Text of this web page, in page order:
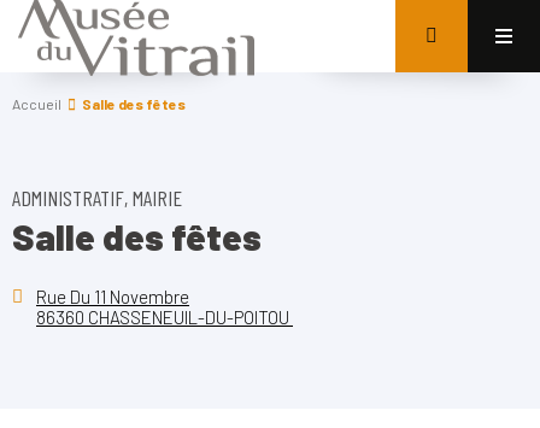
Accueil Salle des fêtes
ADMINISTRATIF, MAIRIE
Salle des fêtes
Rue Du 11 Novembre
86360 CHASSENEUIL-DU-POITOU